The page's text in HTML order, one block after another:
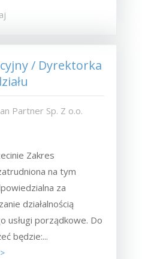
/ Dyrektorka
Partner Sp. Z o.o.
Zakres
na tym
za
działalnością
usługi porządkowe. Do
będzie:...